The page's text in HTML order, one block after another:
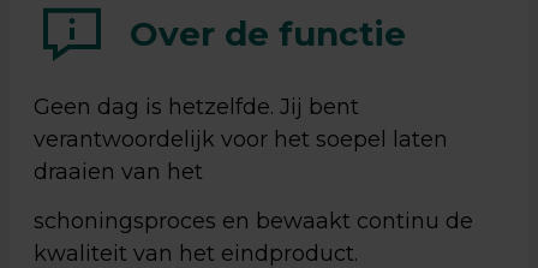
Over de functie
Geen dag is hetzelfde. Jij bent
verantwoordelijk voor het soepel laten
draaien van het
schoningsproces en bewaakt continu de
kwaliteit van het eindproduct.